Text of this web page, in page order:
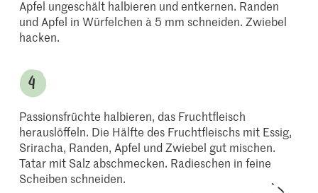
Apfel ungeschält halbieren und entkernen. Randen
und Apfel in Würfelchen à 5 mm schneiden. Zwiebel
hacken.
Passionsfrüchte halbieren, das Fruchtfleisch
herauslöffeln. Die Hälfte des Fruchtfleischs mit Essig,
Sriracha, Randen, Apfel und Zwiebel gut mischen.
Tatar mit Salz abschmecken. Radieschen in feine
Scheiben schneiden.